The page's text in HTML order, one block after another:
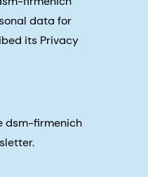
data for
its Privacy
dsm-firmenich